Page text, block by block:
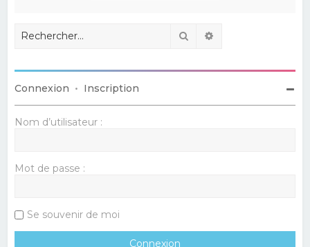
Rechercher
Connexion • Inscription
Nom d’utilisateur :
Mot de passe :
Se souvenir de moi